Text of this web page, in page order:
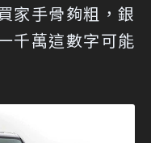
家手骨夠粗，銀
千萬這數字可能